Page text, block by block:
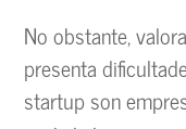
No obstante,
presenta
startup son